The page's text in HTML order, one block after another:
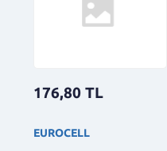
176,80 TL
EUROCELL